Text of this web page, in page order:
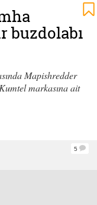
buzdolabı
Mapishredder
markasına ait
5